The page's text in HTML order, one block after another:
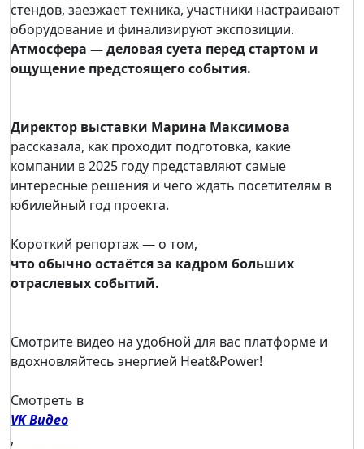
стендов, заезжает техника, участники настраивают
оборудование и финализируют экспозиции.
Атмосфера — деловая суета перед стартом и
ощущение предстоящего события.
Директор выставки Марина Максимова
рассказала, как проходит подготовка, какие
компании в 2025 году представляют самые
интересные решения и чего ждать посетителям в
юбилейный год проекта.
Короткий репортаж — о том,
что обычно остаётся за кадром больших
отраслевых событий.
Смотрите видео на удобной для вас платформе и
вдохновляйтесь энергией Heat&Power!
Смотреть в
VK Видео
,